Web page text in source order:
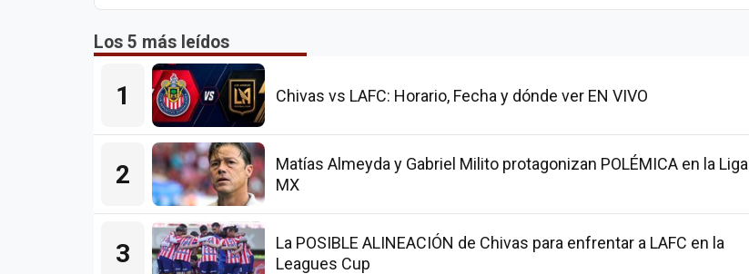
Los 5 más leídos
1 Chivas vs LAFC: Horario, Fecha y dónde ver EN VIVO
2
Matías Almeyda y Gabriel Milito protagonizan POLÉMICA en la Liga
MX
3
La POSIBLE ALINEACIÓN de Chivas para enfrentar a LAFC en la
Leagues Cup